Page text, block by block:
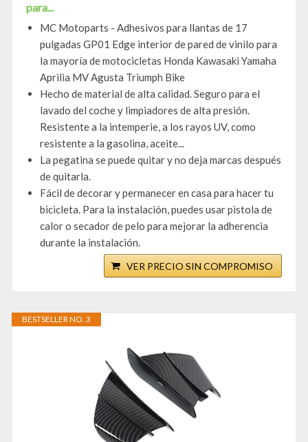
para...
MC Motoparts - Adhesivos para llantas de 17
pulgadas GP01 Edge interior de pared de vinilo para
la mayoría de motocicletas Honda Kawasaki Yamaha
Aprilia MV Agusta Triumph Bike
Hecho de material de alta calidad. Seguro para el
lavado del coche y limpiadores de alta presión.
Resistente a la intemperie, a los rayos UV, como
resistente a la gasolina, aceite...
La pegatina se puede quitar y no deja marcas después
de quitarla.
Fácil de decorar y permanecer en casa para hacer tu
bicicleta. Para la instalación, puedes usar pistola de
calor o secador de pelo para mejorar la adherencia
durante la instalación.
VER PRECIO SIN COMPROMISO
BESTSELLER NO. 3